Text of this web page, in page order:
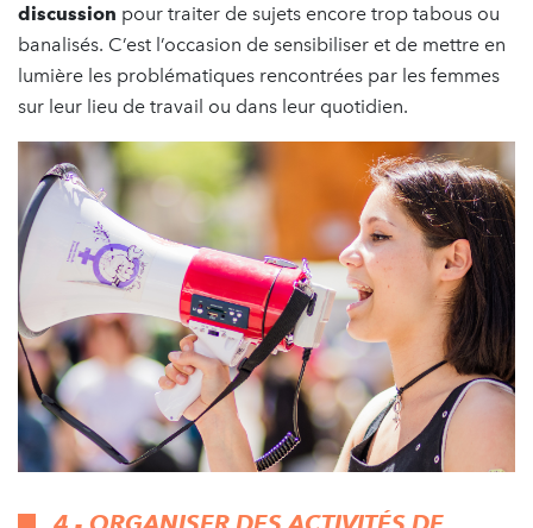
discussion pour traiter de sujets encore trop tabous ou
banalisés. C’est l’occasion de sensibiliser et de mettre en
lumière les problématiques rencontrées par les femmes
sur leur lieu de travail ou dans leur quotidien.